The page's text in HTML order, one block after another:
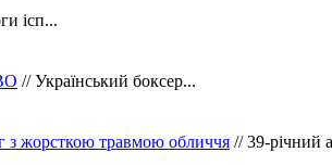
ісп...
// Український боксер...
з жорсткою травмою обличчя // 39-річний